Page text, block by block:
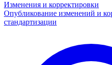
Изменения и корректировки
Опубликование изменений и
стандартизации